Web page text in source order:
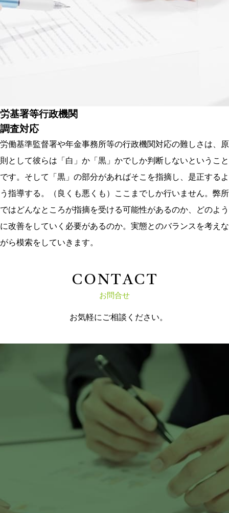
労基署等行政機関
調査対応
労働基準監督署や年金事務所等の行政機関対応の難しさは、原
則として彼らは「白」か「黒」かでしか判断しないということ
です。そして「黒」の部分があればそこを指摘し、是正するよ
う指導する。（良くも悪くも）ここまでしか行いません。弊所
ではどんなところが指摘を受ける可能性があるのか、どのよう
に改善をしていく必要があるのか。実態とのバランスを考えな
がら模索をしていきます。
C ON TACT
お問合せ
お気軽にご相談ください。
24時間受付